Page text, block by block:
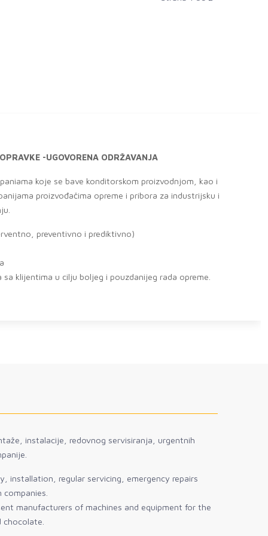
-UGOVORENA ODRŽAVANJA
koje se bave konditorskom proizvodnjom, kao i
proizvođačima opreme i pribora za industrijsku i
preventivno i prediktivno)
klijentima u cilju boljeg i pouzdanijeg rada opreme.
instalacije, redovnog servisiranja, urgentnih
installation, regular servicing, emergency repairs
manufacturers of machines and equipment for the